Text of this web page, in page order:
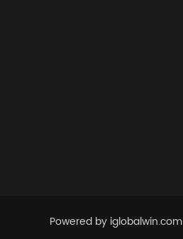
Powered by iglobalwin.com